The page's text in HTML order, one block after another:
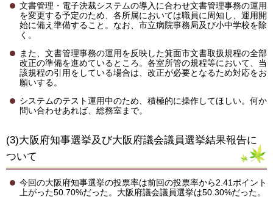
文書管理・電子決裁システムの導入に合わせ文書管理事務の運用
を変更する予定のため、各所属においては職員に周知し、運用開
始に備え準備すること。なお、市立病院事務局及び小中学校を除
く。
また、文書管理事務の運用を反映した箕面市文書取扱規程の全部
改正の準備を進めているところ。各室所管の規程等において、当
該規程の引用をしている場合は、改正が必要となるため対応をお
願いする。
システムのテスト運用中のため、積極的に操作してほしい。何か
問い合わせあれば、総務室まで。
(3)大阪府知事選挙及び大阪府議会議員選挙結果報告に
ついて
今回の大阪府知事選挙の投票率は前回の投票率から2.41ポイント
上がった50.70%だった。大阪府議会議員選挙は50.30%だった。